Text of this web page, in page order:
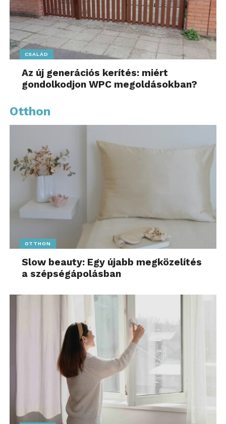
CSALÁD
Az új generációs kerítés: miért
gondolkodjon WPC megoldásokban?
Otthon
OTTHON
Slow beauty: Egy újabb megközelítés
a szépségápolásban